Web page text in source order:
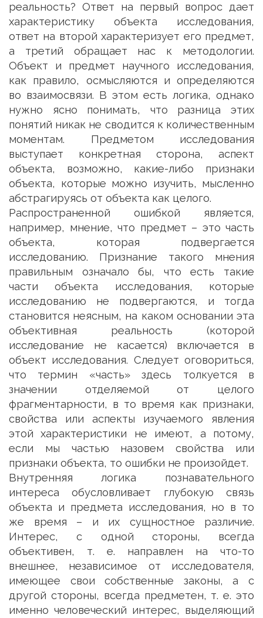
реальность? Ответ на первый вопрос дает
характеристику объекта исследования,
ответ на второй характеризует его предмет,
а третий обращает нас к методологии.
Объект и предмет научного исследования,
как правило, осмысляются и определяются
во взаимосвязи. В этом есть логика, однако
нужно ясно понимать, что разница этих
понятий никак не сводится к количественным
моментам. Предметом исследования
выступает конкретная сторона, аспект
объекта, возможно, какие-либо признаки
объекта, которые можно изучить, мысленно
абстрагируясь от объекта как целого.
Распространенной ошибкой является,
например, мнение, что предмет – это часть
объекта, которая подвергается
исследованию. Признание такого мнения
правильным означало бы, что есть такие
части объекта исследования, которые
исследованию не подвергаются, и тогда
становится неясным, на каком основании эта
объективная реальность (которой
исследование не касается) включается в
объект исследования. Следует оговориться,
что термин «часть» здесь толкуется в
значении отделяемой от целого
фрагментарности, в то время как признаки,
свойства или аспекты изучаемого явления
этой характеристики не имеют, а потому,
если мы частью назовем свойства или
признаки объекта, то ошибки не произойдет.
Внутренняя логика познавательного
интереса обусловливает глубокую связь
объекта и предмета исследования, но в то
же время – и их сущностное различие.
Интерес, с одной стороны, всегда
объективен, т. е. направлен на что-то
внешнее, независимое от исследователя,
имеющее свои собственные законы, а с
другой стороны, всегда предметен, т. е. это
именно человеческий интерес, выделяющий